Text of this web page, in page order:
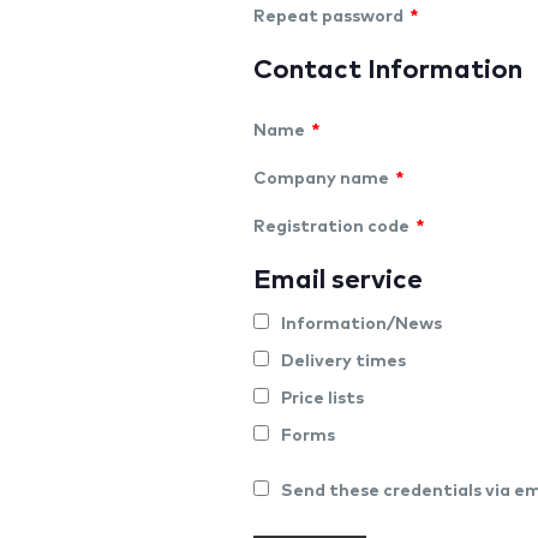
Repeat password *
Contact Information
Name *
Company name *
Registration code *
Email service
Information/News
Delivery times
Price lists
Forms
Send these credentials via